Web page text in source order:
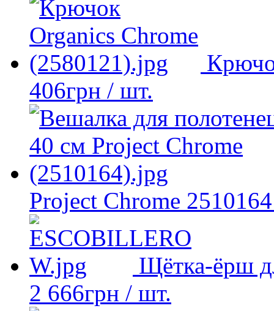
406грн / шт.
Project Chrome 2510164
Щётка-ёрш
2 666грн / шт.